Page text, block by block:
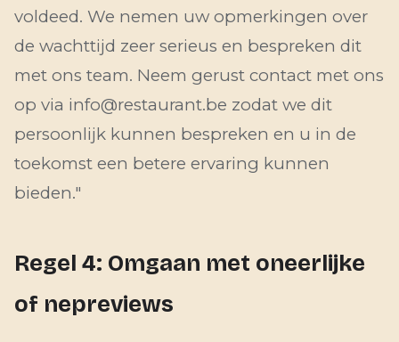
voldeed. We nemen uw opmerkingen over
de wachttijd zeer serieus en bespreken dit
met ons team. Neem gerust contact met ons
op via info@restaurant.be zodat we dit
persoonlijk kunnen bespreken en u in de
toekomst een betere ervaring kunnen
bieden."
Regel 4: Omgaan met oneerlijke
of nepreviews